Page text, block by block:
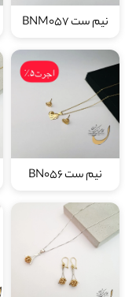
نیم ست BNM057
نیم ست BN056